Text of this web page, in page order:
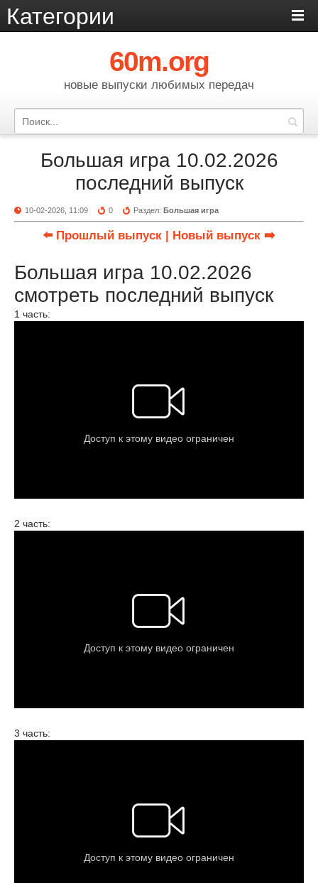
Категории
60m.org
новые выпуски любимых передач
Большая игра 10.02.2026
последний выпуск
10-02-2026, 11:09 0 Раздел:Большая игра
⬅️ Прошлый выпуск | Новый выпуск ➡️
Большая игра 10.02.2026
смотреть последний выпуск
1 часть:
2 часть:
3 часть: